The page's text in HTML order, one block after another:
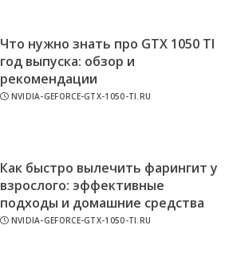
Что нужно знать про GTX 1050 TI
год выпуска: обзор и
рекомендации
NVIDIA-GEFORCE-GTX-1050-TI.RU
Как быстро вылечить фарингит у
взрослого: эффективные
подходы и домашние средства
NVIDIA-GEFORCE-GTX-1050-TI.RU